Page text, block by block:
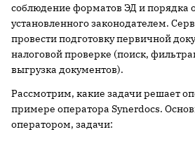
соблюдение форматов ЭД и порядка
установленного законодателем.
провести подготовку первичной
налоговой проверке (поиск,
выгрузка документов).
Рассмотрим, какие задачи решает
примере оператора Synerdocs.
оператором, задачи: